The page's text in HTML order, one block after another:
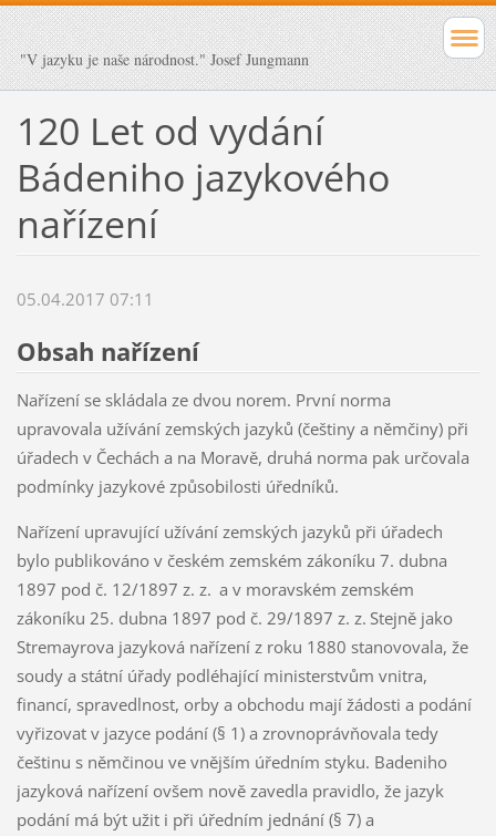
"V jazyku je naše národnost." Josef Jungmann
120 Let od vydání
Bádeniho jazykového
nařízení
05.04.2017 07:11
Obsah nařízení
Nařízení se skládala ze dvou norem. První norma
upravovala užívání zemských jazyků (češtiny a němčiny) při
úřadech v Čechách a na Moravě, druhá norma pak určovala
podmínky jazykové způsobilosti úředníků.
Nařízení upravující užívání zemských jazyků při úřadech
bylo publikováno v českém zemském zákoníku 7. dubna
1897 pod č. 12/1897 z. z. a v moravském zemském
zákoníku 25. dubna 1897 pod č. 29/1897 z. z. Stejně jako
Stremayrova jazyková nařízení z roku 1880 stanovovala, že
soudy a státní úřady podléhající ministerstvům vnitra,
financí, spravedlnost, orby a obchodu mají žádosti a podání
vyřizovat v jazyce podání (§ 1) a zrovnoprávňovala tedy
češtinu s němčinou ve vnějším úředním styku. Badeniho
jazyková nařízení ovšem nově zavedla pravidlo, že jazyk
podání má být užit i při úředním jednání (§ 7) a